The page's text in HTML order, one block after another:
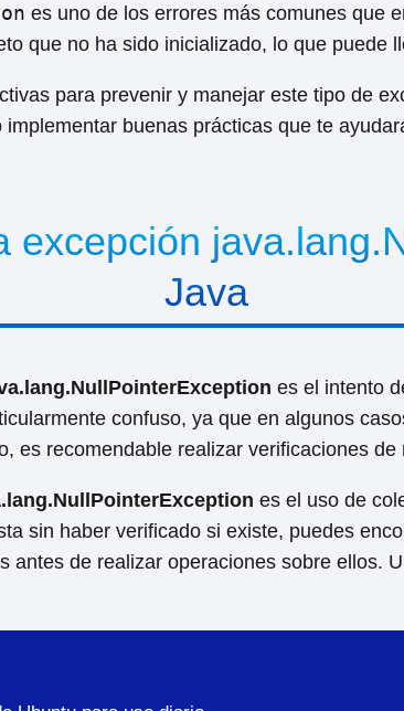
es uno de los errores más comunes que
que no ha sido inicializado, lo que puede
para prevenir y manejar este tipo de
implementar buenas prácticas que te
excepción
Java
es el intento
confuso, ya que en algunos
es recomendable realizar verificaciones
es el uso de
sin haber verificado si existe, puedes
antes de realizar operaciones sobre ellos.